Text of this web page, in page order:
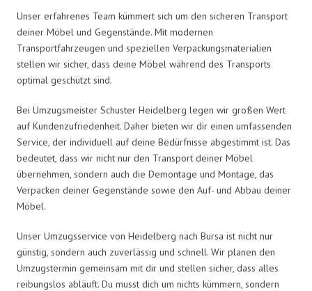
Unser erfahrenes Team kümmert sich um den sicheren Transport
deiner Möbel und Gegenstände. Mit modernen
Transportfahrzeugen und speziellen Verpackungsmaterialien
stellen wir sicher, dass deine Möbel während des Transports
optimal geschützt sind.
Bei Umzugsmeister Schuster Heidelberg legen wir großen Wert
auf Kundenzufriedenheit. Daher bieten wir dir einen umfassenden
Service, der individuell auf deine Bedürfnisse abgestimmt ist. Das
bedeutet, dass wir nicht nur den Transport deiner Möbel
übernehmen, sondern auch die Demontage und Montage, das
Verpacken deiner Gegenstände sowie den Auf- und Abbau deiner
Möbel.
Unser Umzugsservice von Heidelberg nach Bursa ist nicht nur
günstig, sondern auch zuverlässig und schnell. Wir planen den
Umzugstermin gemeinsam mit dir und stellen sicher, dass alles
reibungslos abläuft. Du musst dich um nichts kümmern, sondern